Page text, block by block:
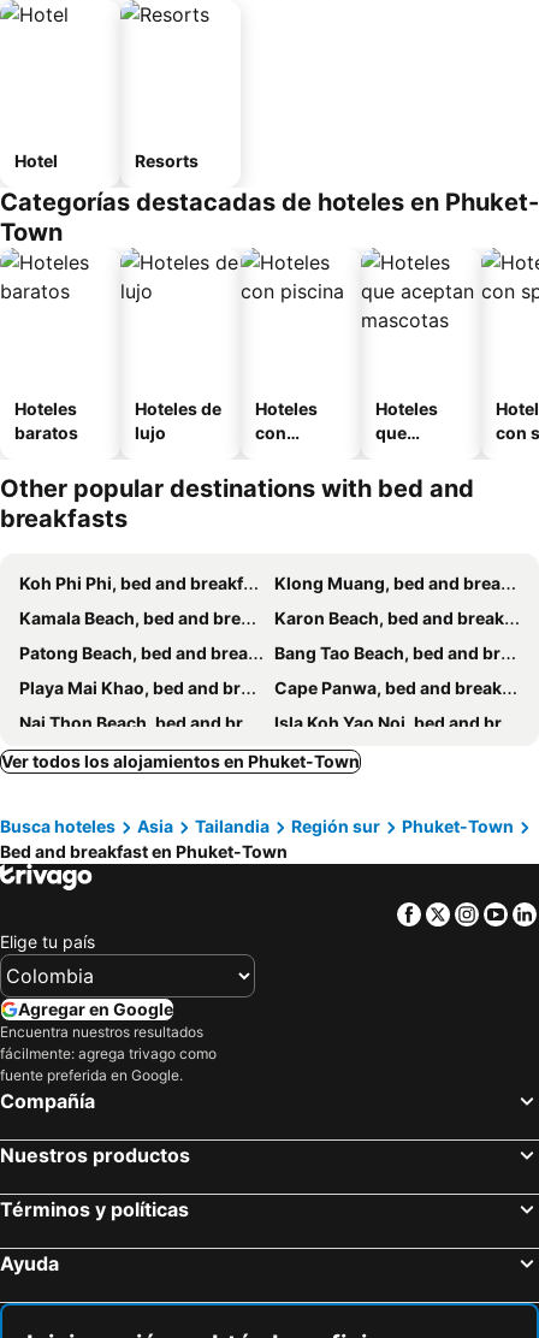
Hotel Resorts
Categorías destacadas de hoteles en Phuket-
Town
Hoteles
baratos
Hoteles de
lujo
Hoteles
con
Hoteles
que
mascotas
con
Other popular destinations with bed and
breakfasts
Koh Phi Phi, bed and breakfasts
Klong Muang, bed and breakfasts
Kamala Beach, bed and breakfasts
Karon Beach, bed and breakfasts
Patong Beach, bed and breakfasts
Bang Tao Beach, bed and breakfasts
Playa Mai Khao, bed and breakfasts
Cape Panwa, bed and breakfasts
Nai Thon Beach, bed and breakfasts
Isla Koh Yao Noi, bed and breakfasts
Kata Beach, bed and breakfasts
Chalong Bay, bed and breakfasts
Pilai Beach, bed and breakfasts
Kata Noi Beach, bed and breakfasts
Nai Yang Beach, bed and breakfasts
Ver todos los alojamientos en Phuket-Town
Busca hoteles Asia Tailandia Región sur
Phuket-Town
Bed and breakfast en Phuket-Town
Facebook
Twitter
Elige tu país
Agregar en Google
Encuentra nuestros resultados
fácilmente: agrega trivago como
fuente preferida en Google.
Compañía
Nuestros productos
Términos y políticas
Ayuda